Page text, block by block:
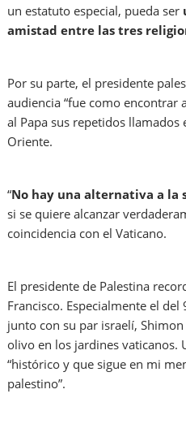
un estatuto especial, pueda ser
amistad entre las tres
Por su parte, el presidente
audiencia “fue como encontrar
al Papa sus repetidos
Oriente.
“No hay una alternativa a la
si se quiere alcanzar
coincidencia con el Vaticano.
El presidente de Palestina
Francisco. Especialmente el
junto con su par israelí,
olivo en los jardines vaticanos.
“histórico y que sigue en mi
palestino”.